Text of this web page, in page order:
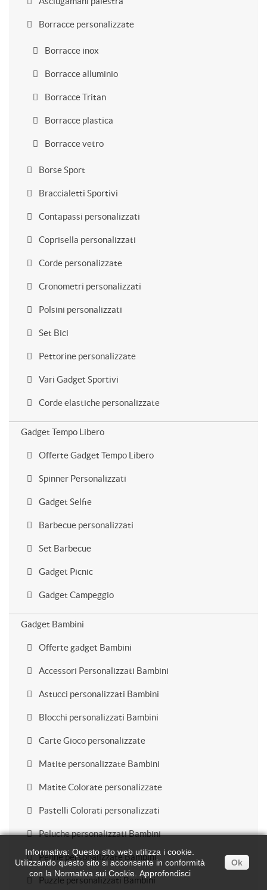
Borracce personalizzate
Borracce inox
Borracce alluminio
Borracce Tritan
Borracce plastica
Borracce vetro
Borse Sport
Braccialetti Sportivi
Contapassi personalizzati
Coprisella personalizzati
Corde personalizzate
Cronometri personalizzati
Polsini personalizzati
Set Bici
Pettorine personalizzate
Vari Gadget Sportivi
Corde elastiche personalizzate
Gadget Tempo Libero
Offerte Gadget Tempo Libero
Spinner Personalizzati
Gadget Selfie
Barbecue personalizzati
Set Barbecue
Gadget Picnic
Gadget Campeggio
Gadget Bambini
Offerte gadget Bambini
Accessori Personalizzati Bambini
Astucci personalizzati Bambini
Blocchi personalizzati Bambini
Carte Gioco personalizzate
Matite personalizzate Bambini
Matite Colorate personalizzate
Pastelli Colorati personalizzati
Peluche personalizzati Bambini
Penne personalizzate Bambini
Puzzle personalizzati Bambini
Informativa: Questo sito web utilizza i cookie.
Utilizzando questo sito si acconsente in conformità
con la Normativa sui Cookie. Approfondisci
Ok